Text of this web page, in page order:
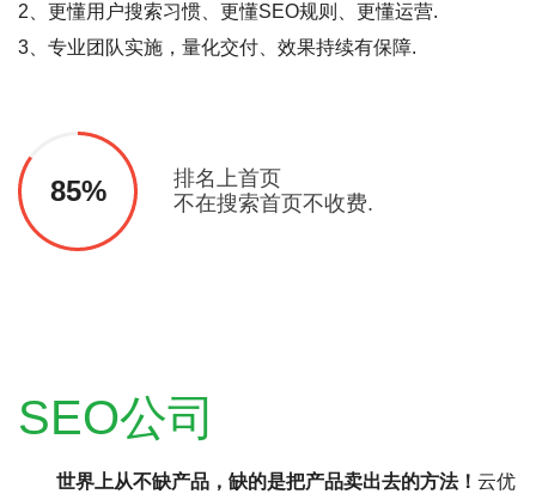
2、更懂用户搜索习惯、更懂SEO规则、更懂运营.
3、专业团队实施，量化交付、效果持续有保障.
85%
排名上首页
不在搜索首页不收费.
SEO公司
世界上从不缺产品，缺的是把产品卖出去的方法！ 云优